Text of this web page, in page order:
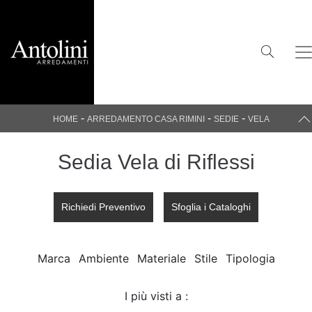
HOME - ARREDAMENTO CASA RIMINI - SEDIE - VELA
Sedia Vela di Riflessi
Richiedi Preventivo Sfoglia i Cataloghi
Marca Ambiente Materiale Stile Tipologia
I più visti a :